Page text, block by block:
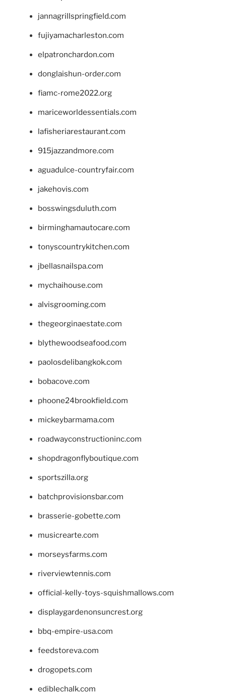
jannagrillspringfield.com
fujiyamacharleston.com
elpatronchardon.com
donglaishun-order.com
fiamc-rome2022.org
mariceworldessentials.com
lafisheriarestaurant.com
915jazzandmore.com
aguadulce-countryfair.com
jakehovis.com
bosswingsduluth.com
birminghamautocare.com
tonyscountrykitchen.com
jbellasnailspa.com
mychaihouse.com
alvisgrooming.com
thegeorginaestate.com
blythewoodseafood.com
paolosdelibangkok.com
bobacove.com
phoone24brookfield.com
mickeybarmama.com
roadwayconstructioninc.com
shopdragonflyboutique.com
sportszilla.org
batchprovisionsbar.com
brasserie-gobette.com
musicrearte.com
morseysfarms.com
riverviewtennis.com
official-kelly-toys-squishmallows.com
displaygardenonsuncrest.org
bbq-empire-usa.com
feedstoreva.com
drogopets.com
ediblechalk.com